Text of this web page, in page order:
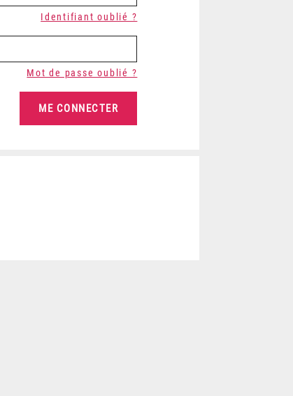
Identifiant oublié ?
Mot de passe oublié ?